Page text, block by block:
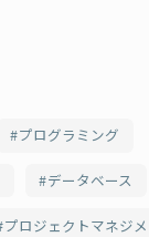
プログラミング
データベース
プロジェクトマネジ